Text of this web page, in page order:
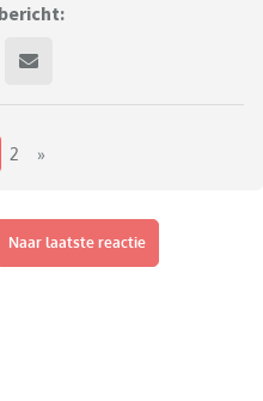
2 »
Naar laatste reactie